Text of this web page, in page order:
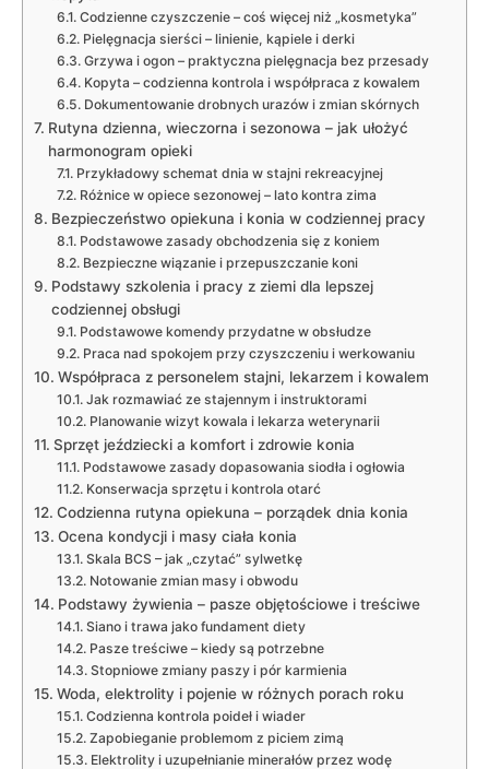
Codzienne czyszczenie – coś więcej niż „kosmetyka”
Pielęgnacja sierści – linienie, kąpiele i derki
Grzywa i ogon – praktyczna pielęgnacja bez przesady
Kopyta – codzienna kontrola i współpraca z kowalem
Dokumentowanie drobnych urazów i zmian skórnych
Rutyna dzienna, wieczorna i sezonowa – jak ułożyć
harmonogram opieki
Przykładowy schemat dnia w stajni rekreacyjnej
Różnice w opiece sezonowej – lato kontra zima
Bezpieczeństwo opiekuna i konia w codziennej pracy
Podstawowe zasady obchodzenia się z koniem
Bezpieczne wiązanie i przepuszczanie koni
Podstawy szkolenia i pracy z ziemi dla lepszej
codziennej obsługi
Podstawowe komendy przydatne w obsłudze
Praca nad spokojem przy czyszczeniu i werkowaniu
Współpraca z personelem stajni, lekarzem i kowalem
Jak rozmawiać ze stajennym i instruktorami
Planowanie wizyt kowala i lekarza weterynarii
Sprzęt jeździecki a komfort i zdrowie konia
Podstawowe zasady dopasowania siodła i ogłowia
Konserwacja sprzętu i kontrola otarć
Codzienna rutyna opiekuna – porządek dnia konia
Ocena kondycji i masy ciała konia
Skala BCS – jak „czytać” sylwetkę
Notowanie zmian masy i obwodu
Podstawy żywienia – pasze objętościowe i treściwe
Siano i trawa jako fundament diety
Pasze treściwe – kiedy są potrzebne
Stopniowe zmiany paszy i pór karmienia
Woda, elektrolity i pojenie w różnych porach roku
Codzienna kontrola poideł i wiader
Zapobieganie problemom z piciem zimą
Elektrolity i uzupełnianie minerałów przez wodę